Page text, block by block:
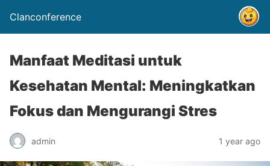
Clanconference
Manfaat Meditasi untuk
Kesehatan Mental: Meningkatkan
Fokus dan Mengurangi Stres
admin 1 year ago